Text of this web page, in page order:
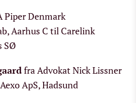
Piper Denmark
Aarhus C til Carelink
SØ
fra Advokat Nick Lissner
ApS, Hadsund